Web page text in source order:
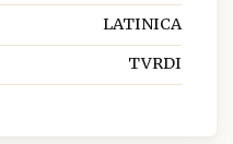
LATINICA
TVRDI